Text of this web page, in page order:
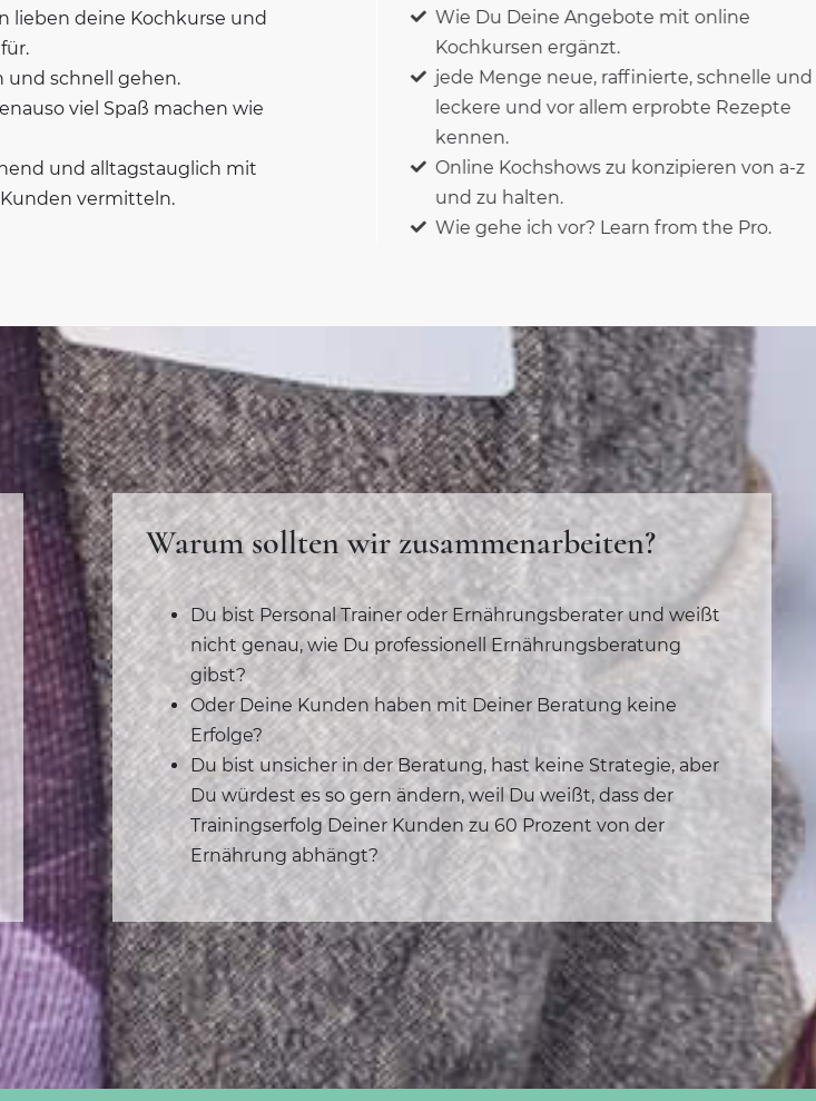
lieben deine Kochkurse und
und schnell gehen.
viel Spaß machen wie
und alltagstauglich mit
vermitteln.
Wie Du Deine Angebote mit online
Kochkursen ergänzt.
jede Menge neue, raffinierte, schnelle und
leckere und vor allem erprobte Rezepte
kennen.
Online Kochshows zu konzipieren von a-z
und zu halten.
Wie gehe ich vor? Learn from the Pro.
Warum sollten wir zusammenarbeiten?
Du bist Personal Trainer oder Ernährungsberater und weißt
nicht genau, wie Du professionell Ernährungsberatung
gibst?
Oder Deine Kunden haben mit Deiner Beratung keine
Erfolge?
Du bist unsicher in der Beratung, hast keine Strategie, aber
Du würdest es so gern ändern, weil Du weißt, dass der
Trainingserfolg Deiner Kunden zu 60 Prozent von der
Ernährung abhängt?